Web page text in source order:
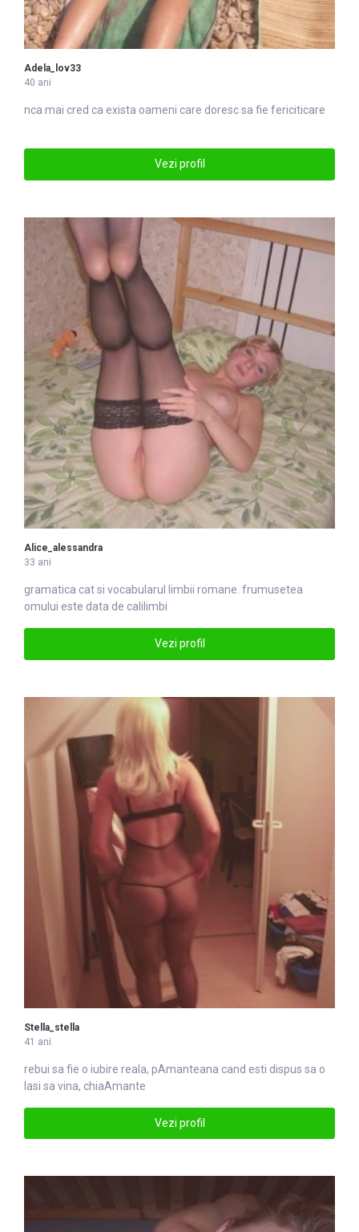
Adela_lov33
40 ani
nca mai cred ca exista oameni care doresc sa fie fericiticare
Vezi profil
Alice_alessandra
33 ani
gramatica cat si vocabularul limbii romane. frumusetea
omului este data de calilimbi
Vezi profil
Stella_stella
41 ani
rebui sa fie o iubire reala, pAmanteana cand esti dispus sa o
lasi sa vina, chiaAmante
Vezi profil